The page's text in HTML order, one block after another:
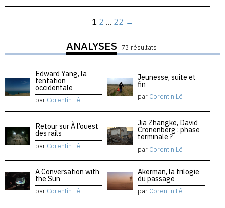
1 2 … 22 →
ANALYSES 73 résultats
Edward Yang, la
tentation
occidentale
par Corentin Lê
Jeunesse, suite et
fin
par Corentin Lê
Retour sur À l’ouest
des rails
par Corentin Lê
Jia Zhangke, David
Cronenberg : phase
terminale ?
par Corentin Lê
A Conversation with
the Sun
par Corentin Lê
Akerman, la trilogie
du passage
par Corentin Lê